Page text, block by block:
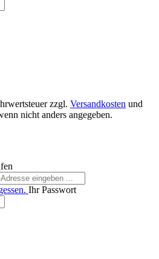
zzgl. Versandkosten und
nicht anders angegeben.
Ihr Passwort